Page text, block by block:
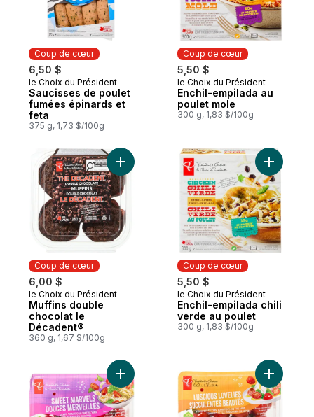
Coup de cœur
6,50 $
Coup de cœur
le Choix du Président
Saucisses de poulet
fumées épinards et
feta
375 g, 1,73 $/100g
Coup de cœur
5,50 $
Coup de cœur
le Choix du Président
Enchil-empilada au
poulet mole
300 g, 1,83 $/100g
Coup de cœur
6,00 $
Coup de cœur
le Choix du Président
Muffins double
chocolat le
Décadent®
360 g, 1,67 $/100g
Ajouter Muffins double chocolat le
Coup de cœur
5,50 $
Coup de cœur
le Choix du Président
Enchil-empilada chili
verde au poulet
300 g, 1,83 $/100g
Ajouter Tomates raisin en grappesAjouter